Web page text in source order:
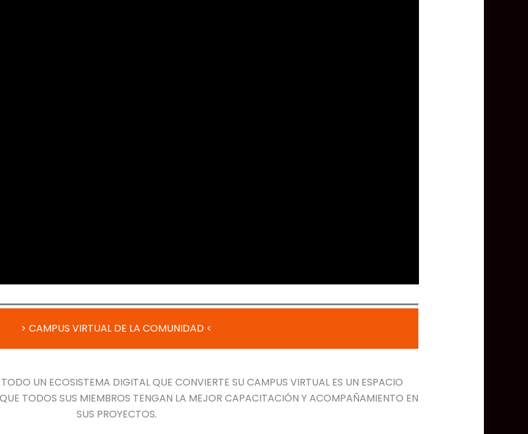
> CAMPUS VIRTUAL DE LA COMUNIDAD <
UN ECOSISTEMA DIGITAL QUE CONVIERTE SU CAMPUS VIRTUAL ES UN ESPACIO
TODOS SUS MIEMBROS TENGAN LA MEJOR CAPACITACIÓN Y ACOMPAÑAMIENTO EN
SUS PROYECTOS.